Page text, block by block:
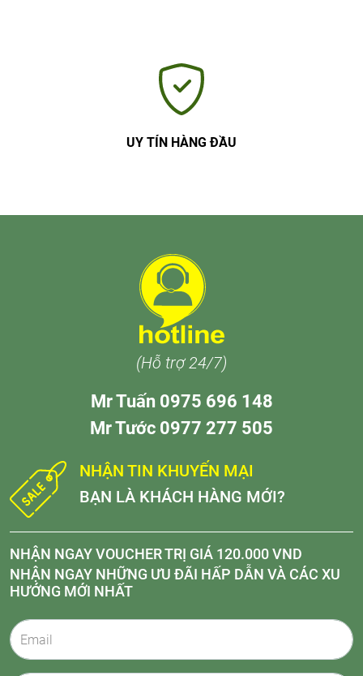
UY TÍN HÀNG ĐẦU
(Hỗ trợ 24/7)
Mr Tuấn 0975 696 148
Mr Tước 0977 277 505
NHẬN TIN KHUYẾN MẠI
BẠN LÀ KHÁCH HÀNG MỚI?
NHẬN NGAY VOUCHER TRỊ GIÁ 120.000 VND
NHẬN NGAY NHỮNG ƯU ĐÃI HẤP DẪN VÀ CÁC XU
HƯỚNG MỚI NHẤT